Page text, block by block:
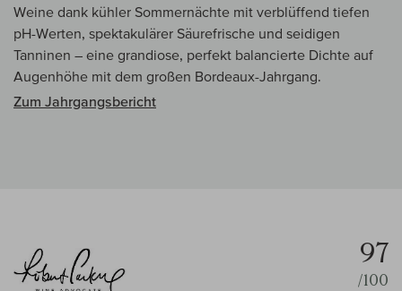
Weine dank kühler Sommernächte mit verblüffend tiefen
pH-Werten, spektakulärer Säurefrische und seidigen
Tanninen – eine grandiose, perfekt balancierte Dichte auf
Augenhöhe mit dem großen Bordeaux-Jahrgang.
Zum Jahrgangsbericht
97
/100